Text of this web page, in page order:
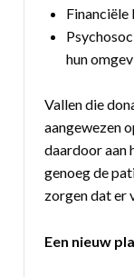
hun
Vallen die
aangewezen
daardoor aan
genoeg de
zorgen dat er
Een nieuw